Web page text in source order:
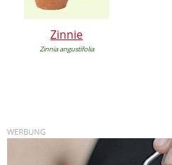
Zinnie
Zinnia angustifolia